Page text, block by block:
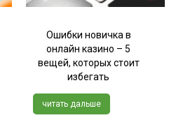
Ошибки новичка в
онлайн казино – 5
вещей, которых стоит
избегать
читать дальше